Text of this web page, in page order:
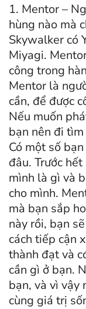
1. Mentor –
hùng nào mà
Skywalker có
Miyagi.
công trong
Mentor là
cần, để được
Nếu muốn
bạn nên đi
Có một số
đâu. Trước
mình là gì và
cho mình.
mà bạn sắp
này rồi, bạn
cách tiếp cận
thành đạt và
cần gì ở bạn.
bạn, và vì vậy
cùng giá trị